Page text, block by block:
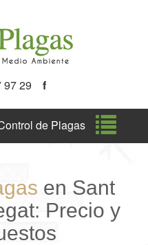
97 29 f
de Plagas
en Sant
Precio y